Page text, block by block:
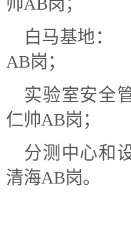
帅AB岗；
白马基地：
AB岗；
实验室安全
仁帅AB岗；
分测中心和
清海AB岗。